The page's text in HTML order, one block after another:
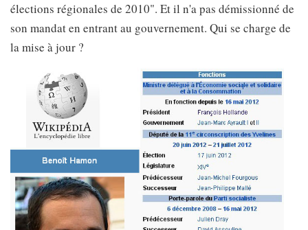
élections régionales de 2010". Et il n'a pas démissionné de
son mandat en entrant au gouvernement. Qui se charge de
la mise à jour ?